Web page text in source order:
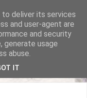
deliver its services
and user-agent are
and security
generate usage
abuse.
IT